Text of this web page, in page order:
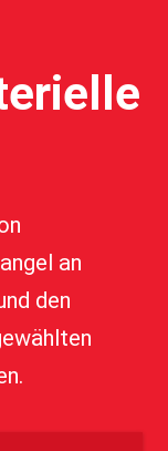
an
den